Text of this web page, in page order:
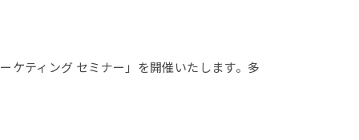
ケティング セミナー」を開催いたします。多